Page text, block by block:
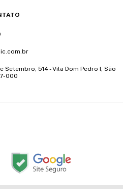
Setembro, 514 - Vila Dom Pedro I, São
000